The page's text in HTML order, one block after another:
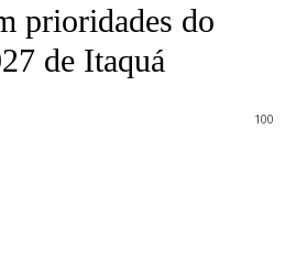
prioridades do
de Itaquá
100